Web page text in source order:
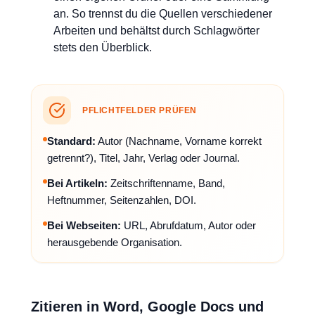
an. So trennst du die Quellen verschiedener
Arbeiten und behältst durch Schlagwörter
stets den Überblick.
PFLICHTFELDER PRÜFEN
Standard: Autor (Nachname, Vorname korrekt
getrennt?), Titel, Jahr, Verlag oder Journal.
Bei Artikeln: Zeitschriftenname, Band,
Heftnummer, Seitenzahlen, DOI.
Bei Webseiten: URL, Abrufdatum, Autor oder
herausgebende Organisation.
Zitieren in Word, Google Docs und